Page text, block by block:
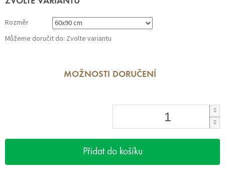
Rozměr
Můžeme doručit do: Zvolte variantu
MOŽNOSTI DORUČENÍ
Přidat do košíku